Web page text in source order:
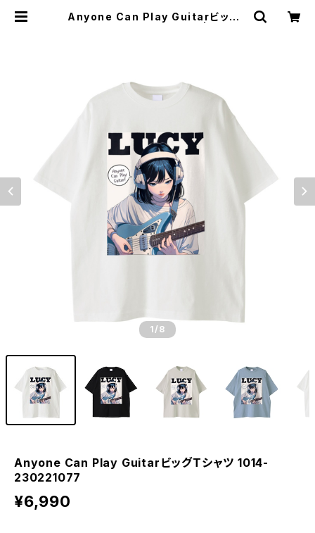
Anyone Can Play GuitarビッグT
1 /8
Anyone Can Play GuitarビッグTシャツ 1014-
230221077
¥6,990